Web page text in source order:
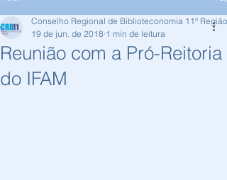
Reunião com a Pró-Reitoria
do IFAM
Conselho Regional de Biblioteconomia 11ª Região
19 de jun. de 2018 1 min de leitura